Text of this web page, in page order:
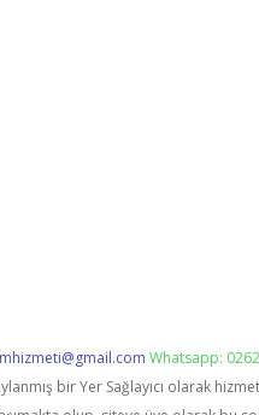
Whatsapp:
bir Yer Sağlayıcı olarak